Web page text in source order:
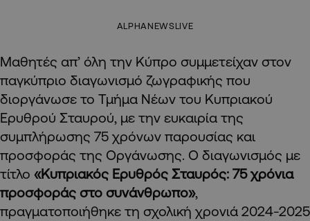
ALPHANEWSLIVE
Μαθητές απ’ όλη την Κύπρο συμμετείχαν στον
παγκύπριο διαγωνισμό ζωγραφικής που
διοργάνωσε το Τμήμα Νέων του Κυπριακού
Ερυθρού Σταυρού, με την ευκαιρία της
συμπλήρωσης 75 χρόνων παρουσίας και
προσφοράς της Οργάνωσης. Ο διαγωνισμός με
τίτλο «Κυπριακός Ερυθρός Σταυρός: 75 χρόνια
προσφοράς στο συνάνθρωπο»,
πραγματοποιήθηκε τη σχολική χρονιά 2024-2025